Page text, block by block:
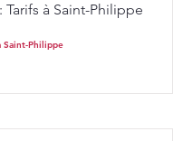
à Saint-Philippe
Saint-Philippe